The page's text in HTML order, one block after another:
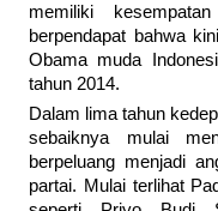
memiliki
berpendapat bahwa
Obama muda
tahun 2014.
Dalam lima tahun
sebaiknya mulai
berpeluang menjadi
partai. Mulai terlihat